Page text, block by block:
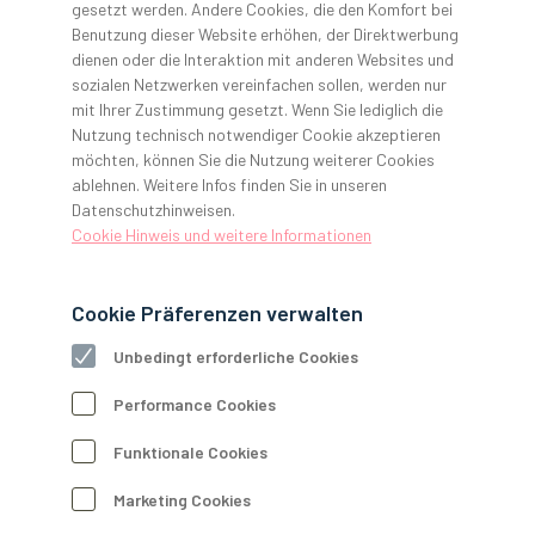
GERL. gehört zu den führenden Dentaldepots der Branche
und wird seit mehr als 100 Jahren in 3. Generation als
Familienunternehmen geführt. Rund 900 Mitarbeitende zählt
die GERL. Familie – bundesweit vertreten an 26 Standorten in
Deutschland, Österreich und den Niederlanden. Werden Sie
Teil der Familie und lernen Sie uns kennen!
Über Uns
Wir leben Dental.
gesetzt werden. Andere Cookies, die den Komfort bei
Benutzung dieser Website erhöhen, der Direktwerbung
dienen oder die Interaktion mit anderen Websites und
sozialen Netzwerken vereinfachen sollen, werden nur
mit Ihrer Zustimmung gesetzt. Wenn Sie lediglich die
Nutzung technisch notwendiger Cookie akzeptieren
möchten, können Sie die Nutzung weiterer Cookies
ablehnen. Weitere Infos finden Sie in unseren
Datenschutzhinweisen.
Cookie Hinweis und weitere Informationen
Cookie Präferenzen verwalten
Unbedingt erforderliche Cookies
Performance Cookies
Funktionale Cookies
Marketing Cookies